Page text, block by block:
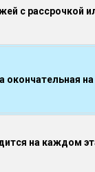
с рассрочкой
на каждом